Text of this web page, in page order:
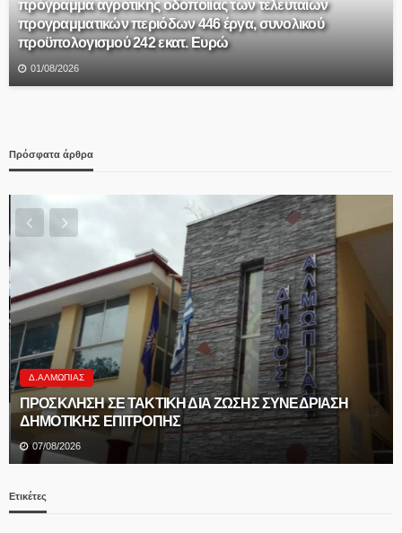
πρόγραμμα αγροτικής οδοποιίας των τελευταίων
προγραμματικών περιόδων 446 έργα, συνολικού
προϋπολογισμού 242 εκατ. Ευρώ
01/08/2026
Πρόσφατα άρθρα
Δ.ΑΛΜΩΠΊΑΣ
ΠΡΟΣΚΛΗΣΗ ΣΕ ΤΑΚΤΙΚΗ ΔΙΑ ΖΩΣΗΣ ΣΥΝΕΔΡΙΑΣΗ
ΔΗΜΟΤΙΚΗΣ ΕΠΙΤΡΟΠΗΣ
07/08/2026
Ετικέτες